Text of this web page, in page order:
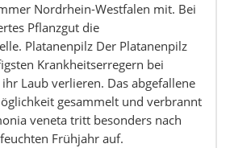
Nordrhein-Westfalen mit. Bei
Pflanzgut die
Platanenpilz Der Platanenpilz
Krankheitserregern bei
Laub verlieren. Das abgefallene
gesammelt und verbrannt
veneta tritt besonders nach
Frühjahr auf.